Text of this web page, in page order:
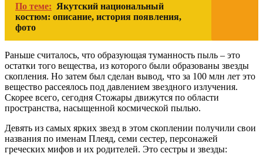
По теме: Якутский национальный
костюм: описание, история появления,
фото
Раньше считалось, что образующая туманность пыль – это
остатки того вещества, из которого были образованы звезды
скопления. Но затем был сделан вывод, что за 100 млн лет это
вещество рассеялось под давлением звездного излучения.
Скорее всего, сегодня Стожары движутся по области
пространства, насыщенной космической пылью.
Девять из самых ярких звезд в этом скоплении получили свои
названия по именам Плеяд, семи сестер, персонажей
греческих мифов и их родителей. Это сестры и звезды: